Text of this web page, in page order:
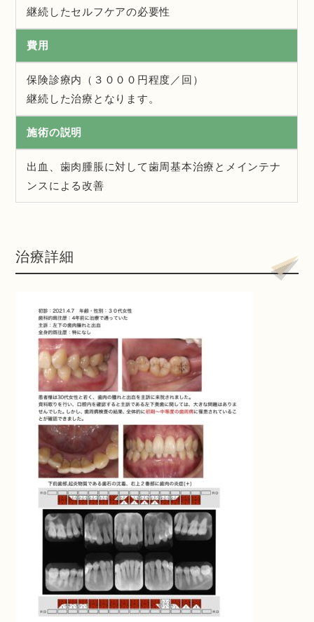
継続したセルフケアの必要性
費用
保険診療内（３０００円程度／回）
継続した治療となります。
施術の説明
出血、歯肉腫脹に対して歯周基本治療とメインテナ
ンスによる改善
治療詳細